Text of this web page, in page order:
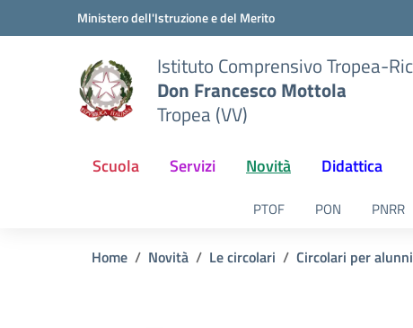
Vai ai contenuti
Vai al menu di navigazioneMinistero dell'Istruzione e del Merito
Istituto Comprensivo Tropea-
Don Francesco Mottola
Tropea (VV)
Scuola Servizi Novità Didattica
PTOF PON PNRR
Home Novità Le circolari Circolari per